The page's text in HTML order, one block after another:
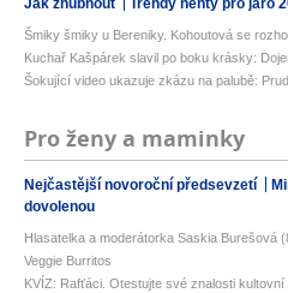
Jak zhubnout Trendy nehty pro jaro
Šmiky šmiky u Bereniky. Kohoutová se
Kuchař Kašpárek slavil po boku krásky:
Šokující video ukazuje zkázu na palubě:
Pro ženy a maminky
Nejčastější novoroční předsevzetí
dovolenou
Hlasatelka a moderátorka Saskia Burešová
Veggie Burritos
KVÍZ: Rafťáci. Otestujte své znalosti kultovní